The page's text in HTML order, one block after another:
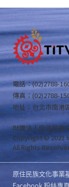
電話：(02)2788-
傳真：(02)2788-
地址：台北市南港
財團法人原住民族
Copyright © 2021
All Rights
原住民族文化事業